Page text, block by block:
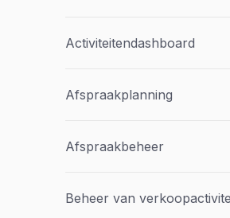
Activiteitendashboard
Afspraakplanning
Afspraakbeheer
Beheer van